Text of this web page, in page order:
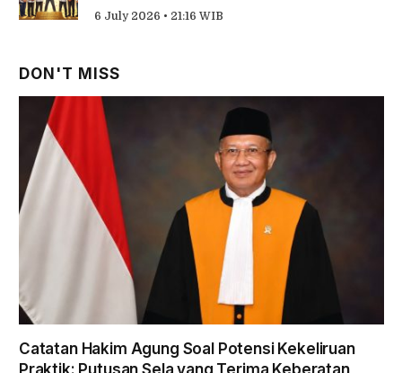
6 July 2026 • 21:16 WIB
DON'T MISS
Catatan Hakim Agung Soal Potensi Kekeliruan
Praktik: Putusan Sela yang Terima Keberatan